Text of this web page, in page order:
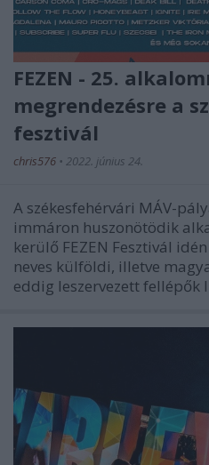
FEZEN - 25.
megrendezésre a
fesztivál
chris576 • 2022. június 24.
A székesfehérvári MÁV-
immáron huszonötödik
kerülő FEZEN Fesztivál
neves külföldi, illetve
eddig leszervezett fellépők